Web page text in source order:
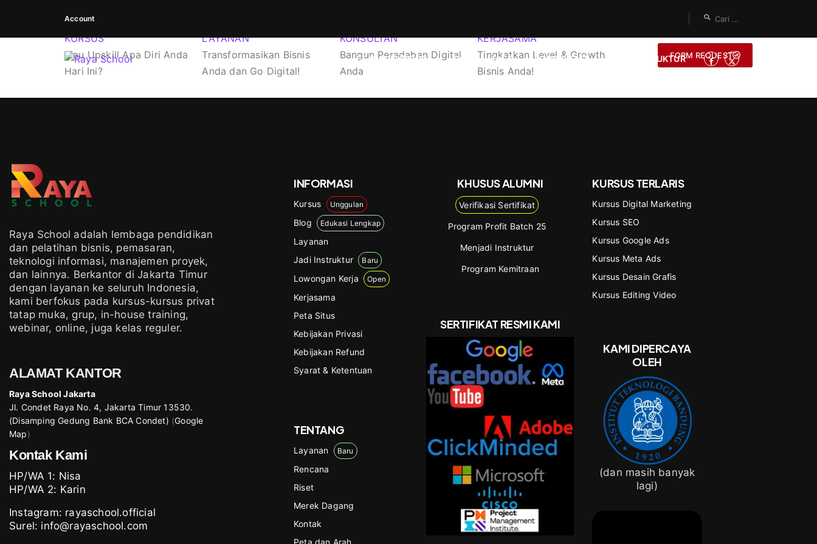
Account
SEMUA KURSUS LAYANAN/JASA KONSULTASI JADI INSTRUKTUR
KURSUS
Mau Upskill Apa Diri Anda
Hari Ini?
LAYANAN
Transformasikan Bisnis
Anda dan Go Digital!
KONSULTAN
Bangun Peradaban Digital
Anda
KERJASAMA
Tingkatkan Level & Growth
Bisnis Anda!
FORM REQUEST
Raya School adalah lembaga pendidikan
dan pelatihan bisnis, pemasaran,
teknologi informasi, manajemen proyek,
dan lainnya. Berkantor di Jakarta Timur
dengan layanan ke seluruh Indonesia,
kami berfokus pada kursus-kursus privat
tatap muka, grup, in-house training,
webinar, online, juga kelas reguler.
ALAMAT KANTOR
Raya School Jakarta
Jl. Condet Raya No. 4, Jakarta Timur 13530.
(Disamping Gedung Bank BCA Condet) (Google
Map)
Kontak Kami
HP/WA 1: Nisa
HP/WA 2: Karin
Instagram: rayaschool.official
Surel: info@rayaschool.com
INFORMASI
Kursus Unggulan
Blog Edukasi Lengkap
Layanan
Jadi Instruktur Baru
Lowongan Kerja Open
Kerjasama
Peta Situs
Kebijakan Privasi
Kebijakan Refund
Syarat & Ketentuan
TENTANG
Layanan Baru
Rencana
Riset
Merek Dagang
Kontak
Peta dan Arah
KHUSUS ALUMNI
Verifikasi Sertifikat
Program Profit Batch 25
Menjadi Instruktur
Program Kemitraan
SERTIFIKAT RESMI KAMI
KURSUS TERLARIS
Kursus Digital Marketing
Kursus SEO
Kursus Google Ads
Kursus Meta Ads
Kursus Desain Grafis
Kursus Editing Video
KAMI DIPERCAYA
OLEH
(dan masih banyak
lagi)